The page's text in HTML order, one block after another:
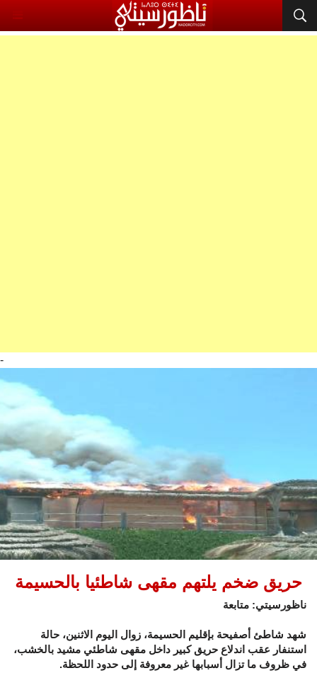
-
حريق ضخم يلتهم مقهى شاطئيا بالحسيمة
ناظورسيتي: متابعة
شهد شاطئ أصفيحة بإقليم الحسيمة، زوال اليوم الاثنين، حالة
استنفار عقب اندلاع حريق كبير داخل مقهى شاطئي مشيد بالخشب،
في ظروف ما تزال أسبابها غير معروفة إلى حدود اللحظة.